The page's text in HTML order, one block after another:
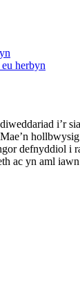
herbyn
i’r
defnyddiol
ac yn aml